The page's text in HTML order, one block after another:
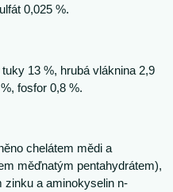
0,025 %.
13 %, hrubá vláknina 2,9
fosfor 0,8 %.
chelátem mědi a
měďnatým pentahydrátem),
zinku a aminokyselin n-